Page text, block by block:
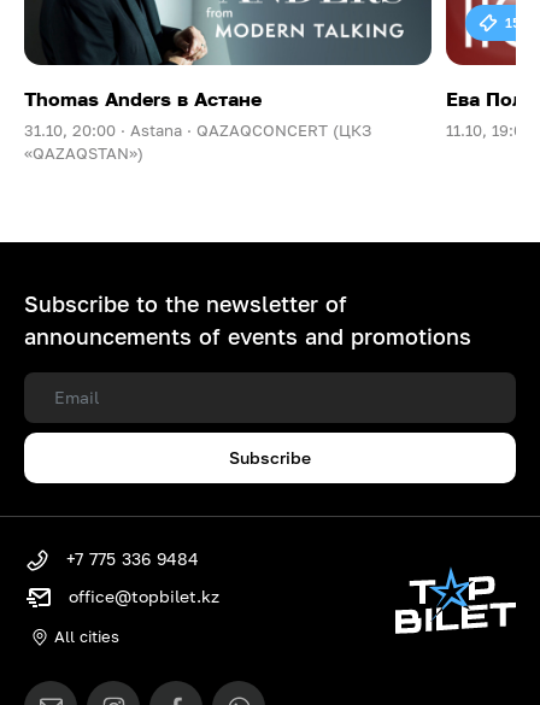
Thomas Anders в Астане
31.10, 20:00 · Astana · QAZAQCONCERT (ЦКЗ
«QAZAQSTAN»)
15
Ева
11.10, 19:00
Subscribe to the newsletter of
announcements of events and promotions
Subscribe
+7 775 336 9484
office@topbilet.kz
All cities